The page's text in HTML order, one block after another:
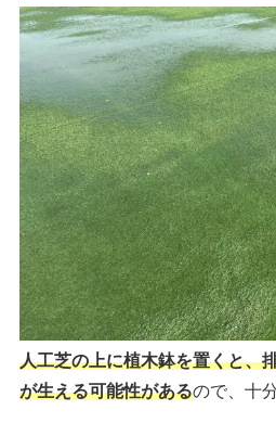
人工芝の上に植木鉢を置くと、
が生える可能性があるので、十